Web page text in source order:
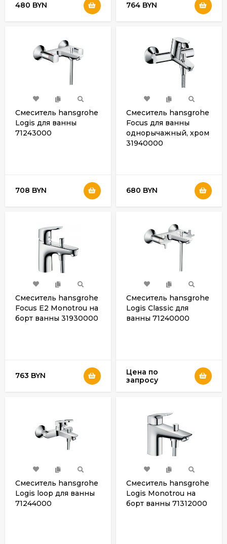
480 BYN 764 BYN
Смеситель hansgrohe
Logis для ванны
71243000
708 BYN
Смеситель hansgrohe
Focus для ванны
однорычажный, хром
31940000
680 BYN
Смеситель hansgrohe
Focus E2 Monotrou на
борт ванны 31930000
763 BYN
Смеситель hansgrohe
Logis Classic для
ванны 71240000
Цена по
запросу
Смеситель hansgrohe
Logis loop для ванны
71244000
Смеситель hansgrohe
Logis Monotrou на
борт ванны 71312000